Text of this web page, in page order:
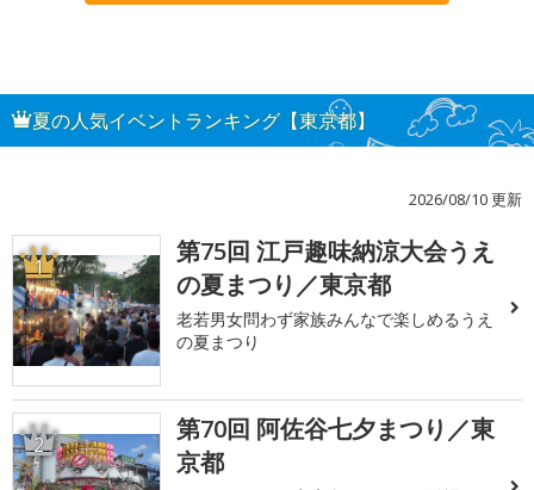
夏の人気イベントランキング【東京都】
2026/08/10 更新
1
第75回 江戸趣味納涼大会うえ
の夏まつり／東京都
老若男女問わず家族みんなで楽しめるうえ
の夏まつり
2
第70回 阿佐谷七夕まつり／東
京都